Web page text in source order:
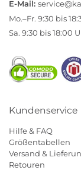
E-Mail:
Mo.–Fr. 9:30 bis
Sa. 9:30 bis 18:00
Kundenservice
Hilfe & FAQ
Größentabellen
Versand &
Retouren